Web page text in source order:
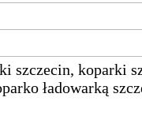
szczecin, koparki
ładowarką